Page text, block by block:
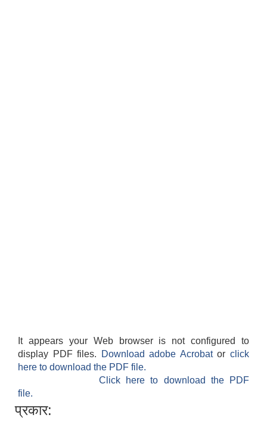
It appears your Web browser is not configured to
display PDF files.
Download adobe Acrobatorclick
here to download the PDF file.
Click here to download the PDF
file.
प्रकार: